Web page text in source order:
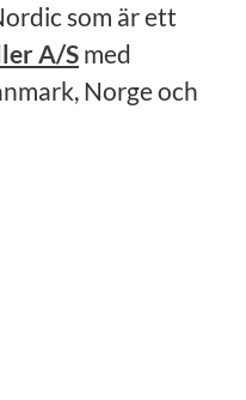
som är ett
A/S med
Norge och